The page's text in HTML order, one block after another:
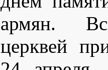
армян.
церквей